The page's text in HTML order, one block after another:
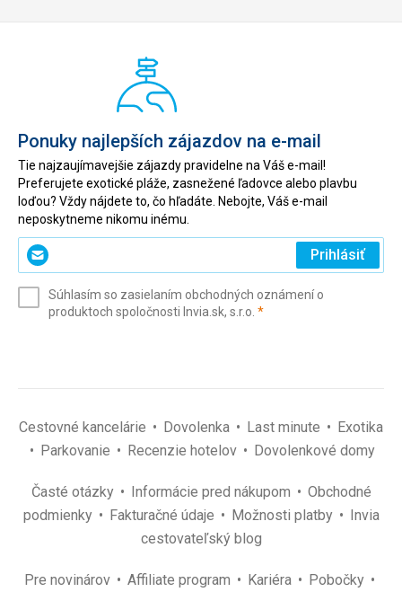
Ponuky najlepších zájazdov na e-mail
Tie najzaujímavejšie zájazdy pravidelne na Váš e-mail!
Preferujete exotické pláže, zasnežené ľadovce alebo plavbu
loďou? Vždy nájdete to, čo hľadáte. Nebojte, Váš e-mail
neposkytneme nikomu inému.
Zadajte
svoj
(povinné)
Prihlásiť
Súhlasím so zasielaním obchodných oznámení o
produktoch spoločnosti Invia.sk, s.r.o. *(povinné)
Cestovné kancelárie Dovolenka Last minute
Exotika
Parkovanie
Recenzie hotelov Dovolenkové domy
Časté otázky Informácie pred nákupom
Obchodné
podmienky
Fakturačné údaje Možnosti platby
Invia
cestovateľský blog
Pre novinárov Affiliate program Kariéra
Pobočky